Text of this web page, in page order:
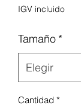
IGV incluido
Tamaño *
Cantidad *